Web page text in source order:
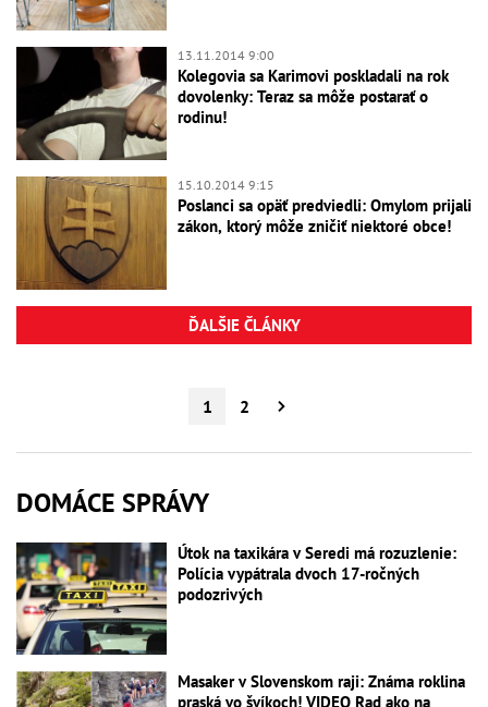
13.11.2014 9:00
Kolegovia sa Karimovi poskladali na rok
dovolenky: Teraz sa môže postarať o
rodinu!
15.10.2014 9:15
Poslanci sa opäť predviedli: Omylom prijali
zákon, ktorý môže zničiť niektoré obce!
ĎALŠIE ČLÁNKY
1 2
DOMÁCE SPRÁVY
Útok na taxikára v Seredi má rozuzlenie:
Polícia vypátrala dvoch 17-ročných
podozrivých
Masaker v Slovenskom raji: Známa roklina
praská vo švíkoch! VIDEO Rad ako na